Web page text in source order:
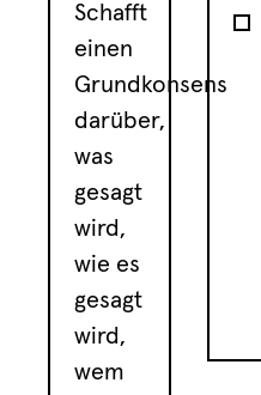
Schafft
einen
Grundkonsens
darüber,
was
gesagt
wird,
wie es
gesagt
wird,
wem